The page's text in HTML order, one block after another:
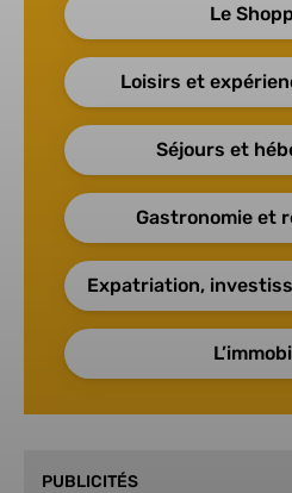
Le
Loisirs et
Séjours et
Gastronomie et
Expatriation,
PUBLICITÉS